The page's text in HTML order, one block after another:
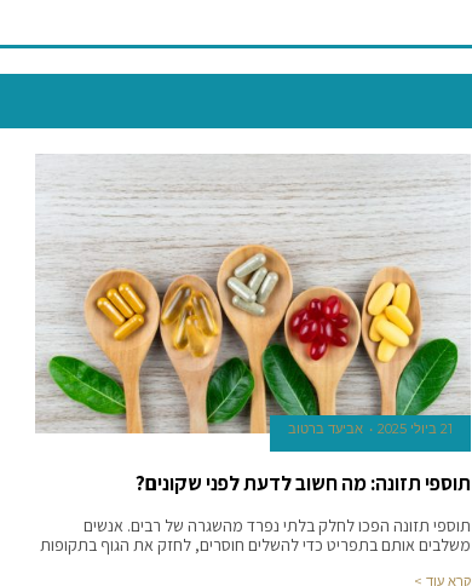
21 ביולי 2025 אביעד ברטוב
תוספי תזונה: מה חשוב לדעת לפני שקונים?
תוספי תזונה הפכו לחלק בלתי נפרד מהשגרה של רבים. אנשים
משלבים אותם בתפריט כדי להשלים חוסרים, לחזק את הגוף בתקופות
קרא עוד >